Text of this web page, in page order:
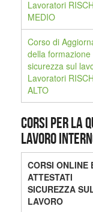
Lavoratori
MEDIO
Corso di
della formazione
sicurezza sul
Lavoratori
ALTO
CORSI PER LA
LAVORO
CORSI ONLINE
ATTESTATI
SICUREZZA
LAVORO